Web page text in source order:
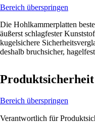
Bereich überspringen
Die Hohlkammerplatten
äußerst schlagfester
kugelsichere
deshalb bruchsicher,
Produktsicherheit
Bereich überspringen
Verantwortlich für